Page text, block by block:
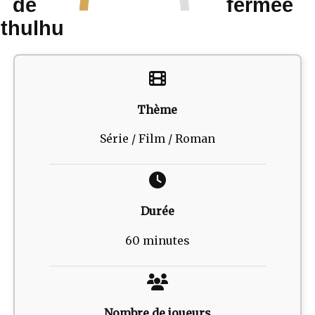
de
fermée
Thème
Série / Film / Roman
Durée
60 minutes